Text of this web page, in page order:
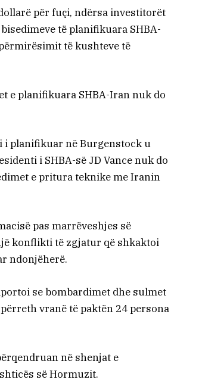
për fuçi, ndërsa investitorët
të planifikuara SHBA-
të kushteve të
e planifikuara SHBA-Iran nuk do
i planifikuar në Burgenstock u
i SHBA-së JD Vance nuk do
e pritura teknike me Iranin
pas marrëveshjes së
konflikti të zgjatur që shkaktoi
ndonjëherë.
se bombardimet dhe sulmet
vranë të paktën 24 persona
në shenjat e
së Hormuzit.